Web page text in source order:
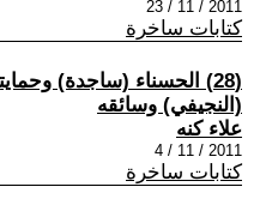
2011 / 11 / 23
كتابات ساخرة
(28) الحسناء (ساجدة)
(النجيفي) وسائقه
علاء كنه
2011 / 11 / 4
كتابات ساخرة